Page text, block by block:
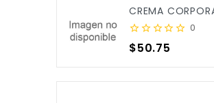
0
Precio
$50.75